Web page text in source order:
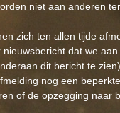
niet aan anderen
zich ten allen tijde
dat we
dit bericht te
nog een
of de opzegging naar